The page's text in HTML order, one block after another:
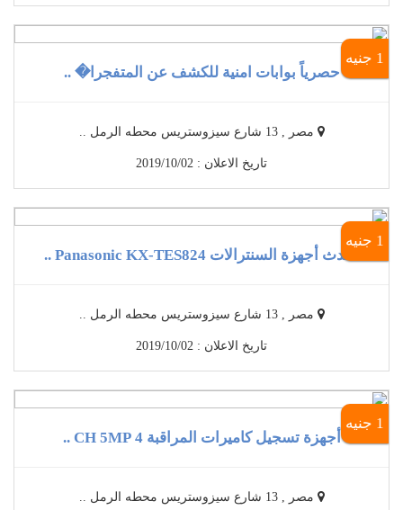
1 جنيه
حصرياً بوابات امنية للكشف عن المتفجرا� ..
مصر , 13 شارع سيزوستريس محطه الرمل ..
تاريخ الاعلان : 2019/10/02
1 جنيه
أحدث أجهزة السنترالات Panasonic KX-TES824 ..
مصر , 13 شارع سيزوستريس محطه الرمل ..
تاريخ الاعلان : 2019/10/02
1 جنيه
أجهزة تسجيل كاميرات المراقبة 4 CH 5MP ..
مصر , 13 شارع سيزوستريس محطه الرمل ..